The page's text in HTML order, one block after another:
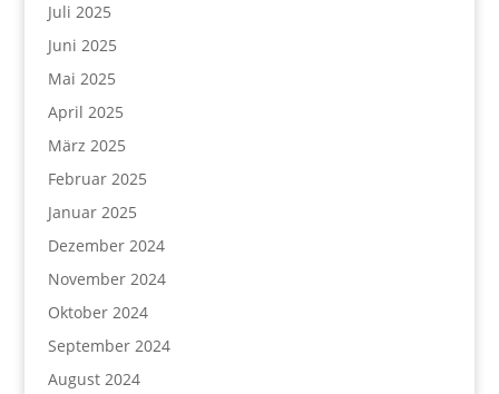
Juli 2025
Juni 2025
Mai 2025
April 2025
März 2025
Februar 2025
Januar 2025
Dezember 2024
November 2024
Oktober 2024
September 2024
August 2024